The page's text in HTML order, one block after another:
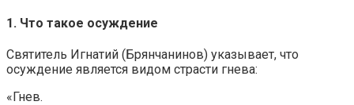
1. Что такое осуждение
Святитель Игнатий (Брянчанинов) указывает, что
осуждение является видом страсти гнева:
«Гнев.